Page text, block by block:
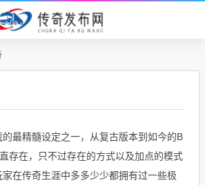
最精髓设定之一，从复古版本到如今的B
存在，只不过存在的方式以及加点的模式
在传奇生涯中多多少少都拥有过一些极